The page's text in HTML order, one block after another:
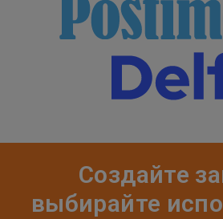
Создайте
выбирайте